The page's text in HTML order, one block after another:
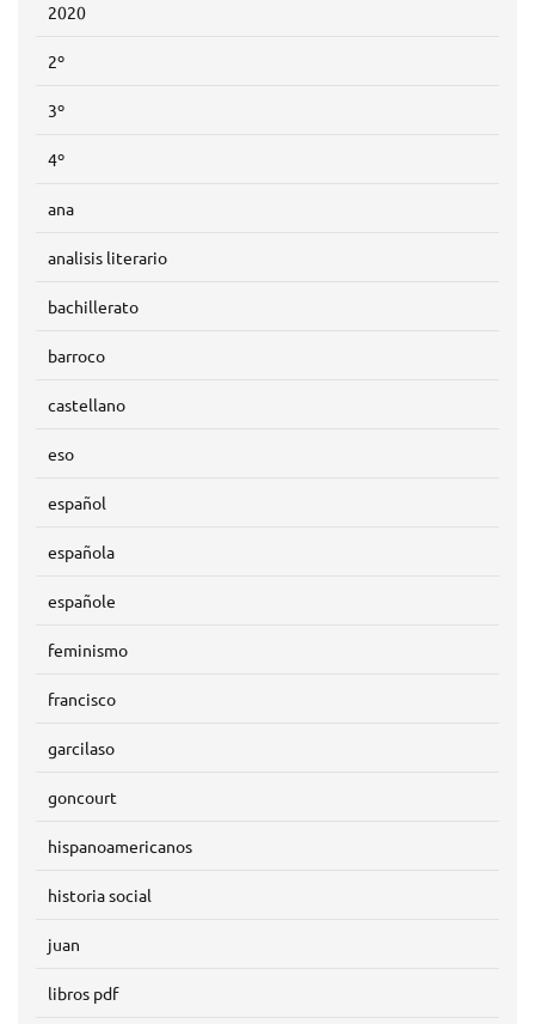
2020
2º
3º
4º
ana
analisis literario
bachillerato
barroco
castellano
eso
español
española
españole
feminismo
francisco
garcilaso
goncourt
hispanoamericanos
historia social
juan
libros pdf